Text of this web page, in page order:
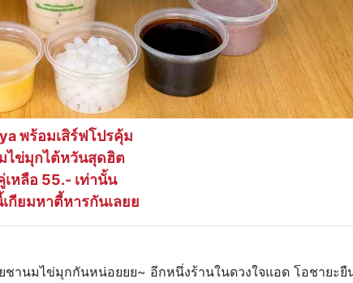
พร้อมเสิร์ฟโปรคุ้ม
ไข่มุกไต้หวันสุดฮิต
เหลือ 55.- เท่านั้น
กียมหาตี้หารกันเลยย
านมไข่มุกกันหน่อยยย~ อีกหนึ่งร้านในดวงใจแอด โอชายะยื